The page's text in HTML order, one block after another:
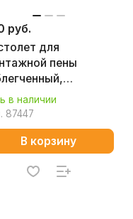
руб.
для
пены
корпус)
916-189
в наличии
87447
В корзину